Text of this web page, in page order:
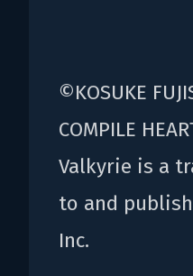
©KOSUKE
COMPILE
Valkyrie is a
to and
Inc.